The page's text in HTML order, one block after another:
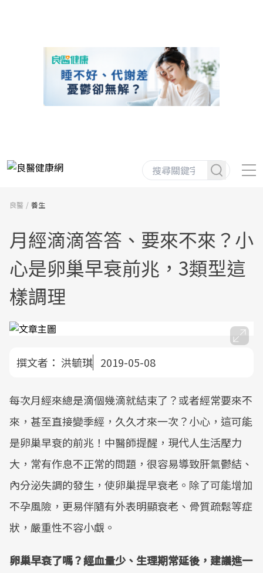
良醫 養生
月經滴滴答答、要來不來？小
心是卵巢早衰前兆，3類型這
樣調理
撰文者： 洪毓琪 2019-05-08
每次月經來總是滴個幾滴就結束了？或者經常要來不
來，甚至直接變季經，久久才來一次？小心，這可能
是卵巢早衰的前兆！中醫師提醒，現代人生活壓力
大，常有作息不正常的問題，很容易導致肝氣鬱結、
內分泌失調的發生，使卵巢提早衰老。除了可能增加
不孕風險，更易伴隨有外表明顯衰老、骨質疏鬆等症
狀，嚴重性不容小覷。
卵巢早衰了嗎？經血量少、生理期常延後，建議進一